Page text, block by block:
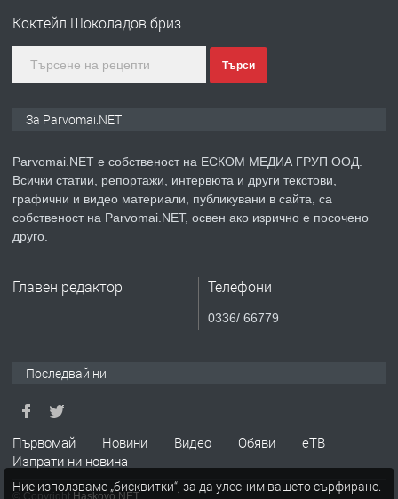
преди 1 година
ПРЕДЛАГА
Продавам апартамент - гр.
ПРЕДЛАГА
Търсим работник за работа в
разсадник
Коктейл Шоколадов бриз
Търси
За Parvomai.NET
Parvomai.NET е собственост на ЕСКОМ МЕДИА ГРУП ООД.
Всички статии, репортажи, интервюта и други текстови,
графични и видео материали, публикувани в сайта, са
собственост на Parvomai.NET, освен ако изрично е посочено
друго.
Главен редактор Телефони
0336/ 66779
Последвай ни
Първомай Новини Видео Обяви
еТВ
Изпрати ни новина
Ние използваме „бисквитки“, за да улесним вашето сърфиране.